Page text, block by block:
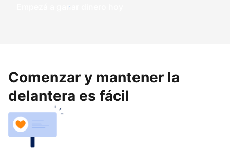
Empezá a ganar dinero hoy
Comenzar y mantener la
delantera es fácil